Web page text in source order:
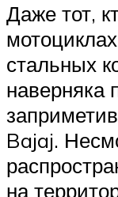
Даже тот,
стальных
наверняка
Bajaj.
на